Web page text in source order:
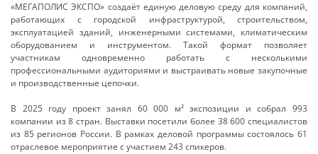
«МЕГАПОЛИС ЭКСПО» создаёт единую деловую среду для компаний,
работающих с городской инфраструктурой, строительством,
эксплуатацией зданий, инженерными системами, климатическим
оборудованием и инструментом. Такой формат позволяет
участникам одновременно работать с несколькими
профессиональными аудиториями и выстраивать новые закупочные
и производственные цепочки.
В 2025 году проект занял 60 000 м² экспозиции и собрал 993
компании из 8 стран. Выставки посетили более 38 600 специалистов
из 85 регионов России. В рамках деловой программы состоялось 61
отраслевое мероприятие с участием 243 спикеров.